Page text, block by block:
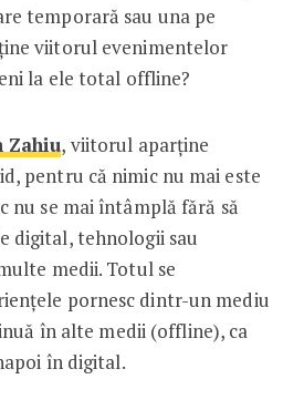
temporară sau una pe
viitorul evenimentelor
la ele total offline?
Zahiu, viitorul aparține
pentru că nimic nu mai este
nu se mai întâmplă fără să
digital, tehnologii sau
medii. Totul se
pornesc dintr-un mediu
în alte medii (offline), ca
în digital.